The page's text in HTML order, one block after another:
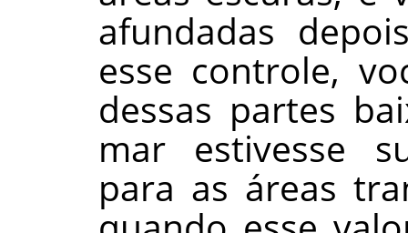
afundadas
esse controle,
dessas partes
mar estivesse
para as áreas